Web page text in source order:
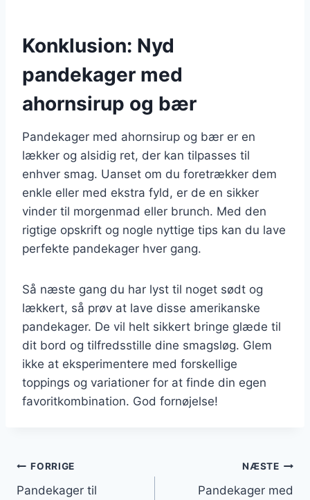
Konklusion: Nyd
pandekager med
ahornsirup og bær
Pandekager med ahornsirup og bær er en
lækker og alsidig ret, der kan tilpasses til
enhver smag. Uanset om du foretrækker dem
enkle eller med ekstra fyld, er de en sikker
vinder til morgenmad eller brunch. Med den
rigtige opskrift og nogle nyttige tips kan du lave
perfekte pandekager hver gang.
Så næste gang du har lyst til noget sødt og
lækkert, så prøv at lave disse amerikanske
pandekager. De vil helt sikkert bringe glæde til
dit bord og tilfredsstille dine smagsløg. Glem
ikke at eksperimentere med forskellige
toppings og variationer for at finde din egen
favoritkombination. God fornøjelse!
Indlægsnavigation
FORRIGE
Pandekager til
NÆSTE
Pandekager med